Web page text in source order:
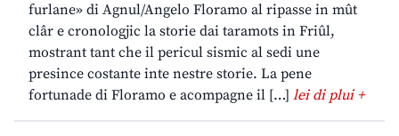
furlane» di Agnul/Angelo Floramo al ripasse in mût
clâr e cronologjic la storie dai taramots in Friûl,
mostrant tant che il pericul sismic al sedi une
presince costante inte nestre storie. La pene
fortunade di Floramo e acompagne il […] lei di plui +